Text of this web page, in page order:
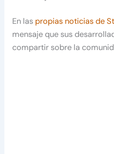
En las propias noticias de
mensaje que sus
compartir sobre la